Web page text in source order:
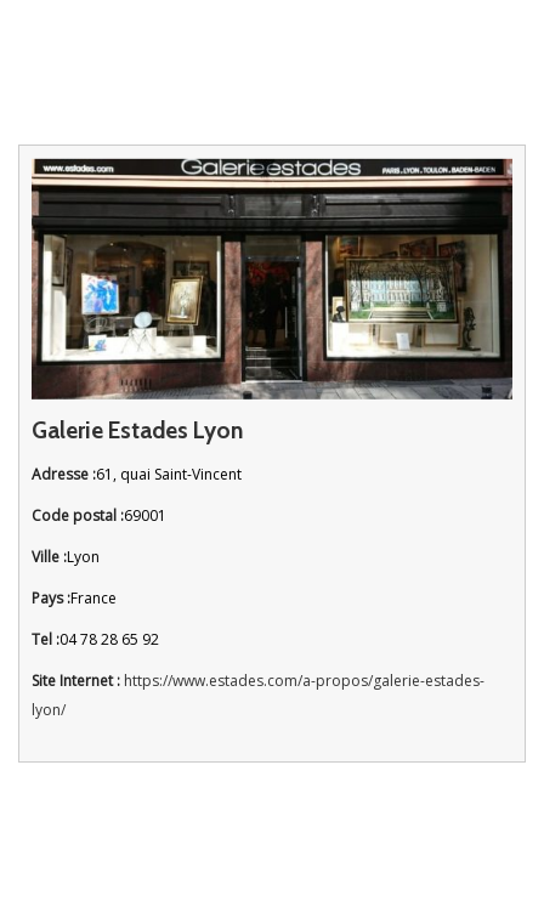
Galerie Estades Lyon
Adresse :61, quai Saint-Vincent
Code postal :69001
Ville :Lyon
Pays :France
Tel :04 78 28 65 92
Site Internet : https://www.estades.com/a-propos/galerie-estades-
lyon/